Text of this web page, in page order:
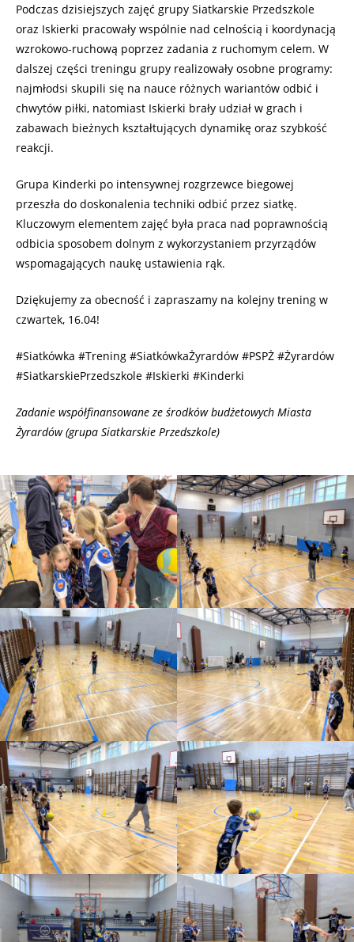
Podczas dzisiejszych zajęć grupy Siatkarskie Przedszkole
oraz Iskierki pracowały wspólnie nad celnością i koordynacją
wzrokowo-ruchową poprzez zadania z ruchomym celem. W
dalszej części treningu grupy realizowały osobne programy:
najmłodsi skupili się na nauce różnych wariantów odbić i
chwytów piłki, natomiast Iskierki brały udział w grach i
zabawach bieżnych kształtujących dynamikę oraz szybkość
reakcji.
Grupa Kinderki po intensywnej rozgrzewce biegowej
przeszła do doskonalenia techniki odbić przez siatkę.
Kluczowym elementem zajęć była praca nad poprawnością
odbicia sposobem dolnym z wykorzystaniem przyrządów
wspomagających naukę ustawienia rąk.
Dziękujemy za obecność i zapraszamy na kolejny trening w
czwartek, 16.04!
#Siatkówka #Trening #SiatkówkaŻyrardów #PSPŻ #Żyrardów
#SiatkarskiePrzedszkole #Iskierki #Kinderki
Zadanie współfinansowane ze środków budżetowych Miasta
Żyrardów (grupa Siatkarskie Przedszkole)